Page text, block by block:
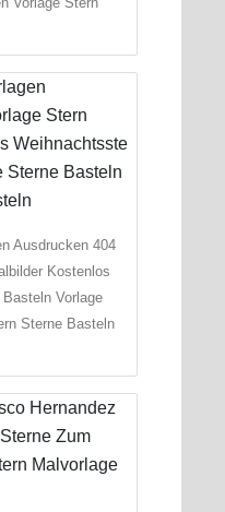
Ausdrucken 404
Kostenlos
Vorlage
Sterne Basteln